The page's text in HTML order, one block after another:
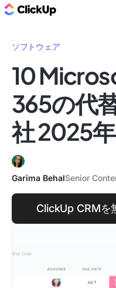
ソフトウェア
10
365の代
社 2025年
Garima BehalSenior
ClickUp CRMを